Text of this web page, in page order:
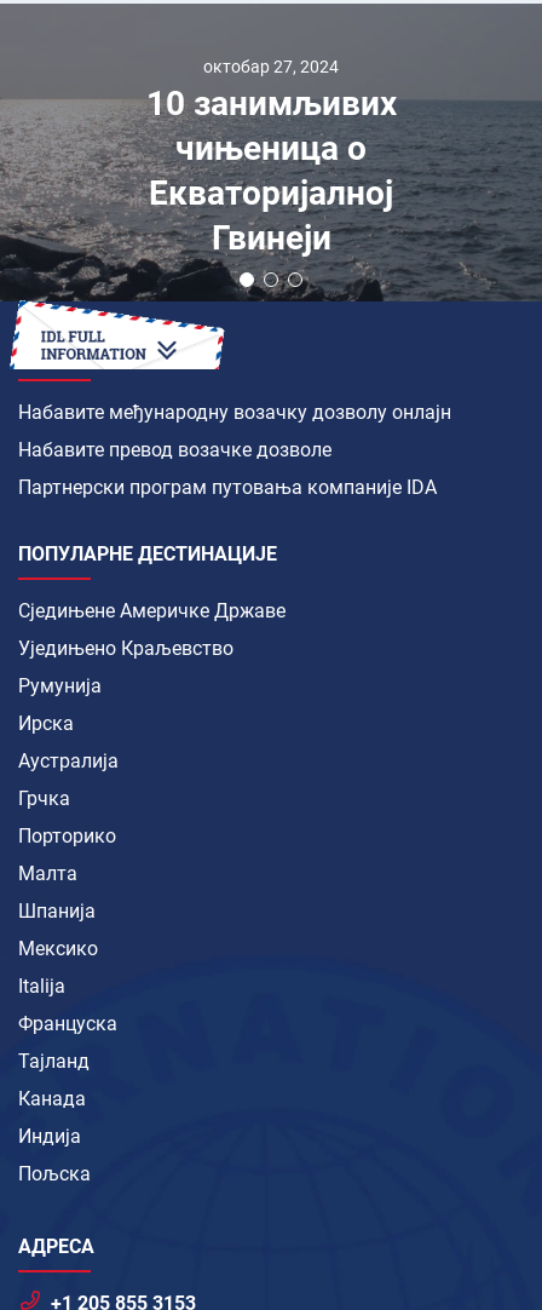
октобар 27, 2024
10 занимљивих
чињеница о
Екваторијалној
Гвинеји
КАКО ДА
Набавите међународну возачку дозволу онлајн
Набавите превод возачке дозволе
Партнерски програм путовања компаније IDA
ПОПУЛАРНЕ ДЕСТИНАЦИЈЕ
Сједињене Америчке Државе
Уједињено Краљевство
Румунија
Ирска
Аустралија
Грчка
Порторико
Малта
Шпанија
Мексико
Italija
Француска
Тајланд
Канада
Индија
Пољска
АДРЕСА
+1 205 855 3153